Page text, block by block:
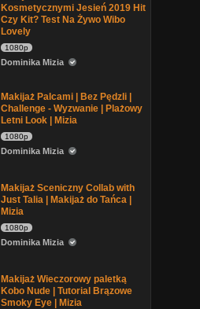
Kosmetycznymi Jesień 2019 Hit
Czy Kit? Test Na Żywo Wibo
Lovely
1080p
Dominika Mizia
Makijaż Palcami | Bez Pędzli |
Challenge - Wyzwanie | Plażowy
Letni Look | Mizia
1080p
Dominika Mizia
Makijaż Sceniczny Collab with
Just Talia | Makijaż do Tańca |
Mizia
1080p
Dominika Mizia
Makijaż Wieczorowy paletką
Kobo Nude | Tutorial Brązowe
Smoky Eye | Mizia